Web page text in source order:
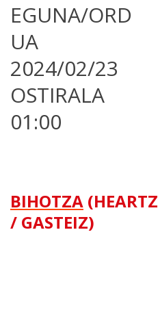
EGUNA/ORD
UA
2024/02/23
OSTIRALA
01:00
BIHOTZA (HEARTZ
/ GASTEIZ)